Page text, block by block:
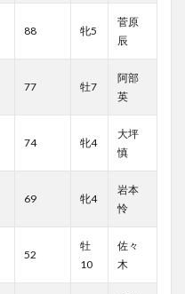
88 牝5
菅原
辰
77 牡7
阿部
英
74 牝4
大坪
慎
69 牝4
岩本
怜
52
牡
10
佐々
木